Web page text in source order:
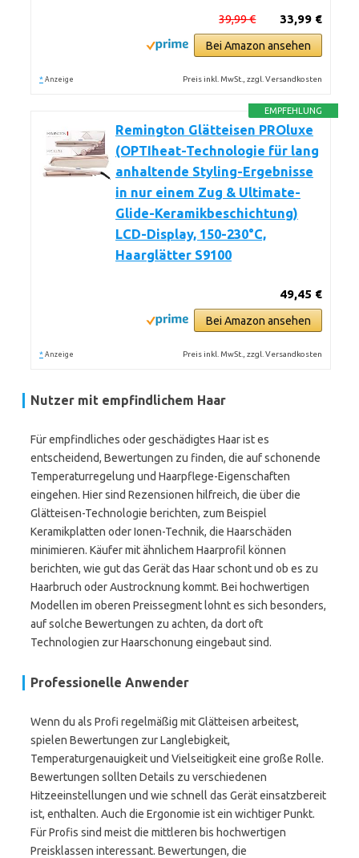
33,99 €
39,99 €
Bei Amazon ansehen
* Anzeige Preis inkl. MwSt., zzgl. Versandkosten
EMPFEHLUNG
Remington Glätteisen PROluxe
(OPTIheat-Technologie für lang
anhaltende Styling-Ergebnisse
in nur einem Zug & Ultimate-
Glide-Keramikbeschichtung)
LCD-Display, 150-230°C,
Haarglätter S9100
49,45 €
Bei Amazon ansehen
* Anzeige Preis inkl. MwSt., zzgl. Versandkosten
Nutzer mit empfindlichem Haar
Für empfindliches oder geschädigtes Haar ist es
entscheidend, Bewertungen zu finden, die auf schonende
Temperaturregelung und Haarpflege-Eigenschaften
eingehen. Hier sind Rezensionen hilfreich, die über die
Glätteisen-Technologie berichten, zum Beispiel
Keramikplatten oder Ionen-Technik, die Haarschäden
minimieren. Käufer mit ähnlichem Haarprofil können
berichten, wie gut das Gerät das Haar schont und ob es zu
Haarbruch oder Austrocknung kommt. Bei hochwertigen
Modellen im oberen Preissegment lohnt es sich besonders,
auf solche Bewertungen zu achten, da dort oft
Technologien zur Haarschonung eingebaut sind.
Professionelle Anwender
Wenn du als Profi regelmäßig mit Glätteisen arbeitest,
spielen Bewertungen zur Langlebigkeit,
Temperaturgenauigkeit und Vielseitigkeit eine große Rolle.
Bewertungen sollten Details zu verschiedenen
Hitzeeinstellungen und wie schnell das Gerät einsatzbereit
ist, enthalten. Auch die Ergonomie ist ein wichtiger Punkt.
Für Profis sind meist die mittleren bis hochwertigen
Preisklassen interessant. Bewertungen, die